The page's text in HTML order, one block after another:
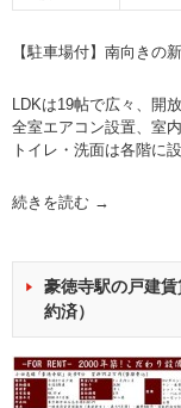
【駐車場付】南向きの
LDKは19帖で広々、開
全室エアコン設置、室
トイレ・洗面は各階に
続きを読む →
豪徳寺駅の戸建
約済）